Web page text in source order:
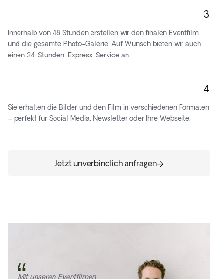
3
Innerhalb von 48 Stunden erstellen wir den finalen Eventfilm
und die gesamte Photo-Galerie. Auf Wunsch bieten wir auch
einen 24-Stunden-Express-Service an.
4
Sie erhalten die Bilder und den Film in verschiedenen Formaten
– perfekt für Social Media, Newsletter oder Ihre Webseite.
Jetzt unverbindlich anfragen
Mit unseren Eventfilmen